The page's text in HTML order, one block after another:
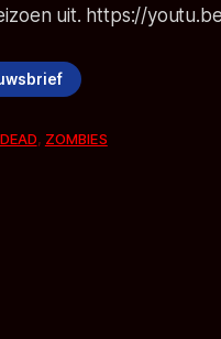
uit. https://
, ZOMBIES